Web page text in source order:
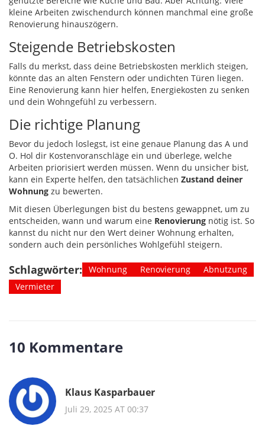
kleine Arbeiten zwischendurch können manchmal eine große
Renovierung hinauszögern.
Steigende Betriebskosten
Falls du merkst, dass deine Betriebskosten merklich steigen,
könnte das an alten Fenstern oder undichten Türen liegen.
Eine Renovierung kann hier helfen, Energiekosten zu senken
und dein Wohngefühl zu verbessern.
Die richtige Planung
Bevor du jedoch loslegst, ist eine genaue Planung das A und
O. Hol dir Kostenvoranschläge ein und überlege, welche
Arbeiten priorisiert werden müssen. Wenn du unsicher bist,
kann ein Experte helfen, den tatsächlichen Zustand deiner
Wohnung zu bewerten.
Mit diesen Überlegungen bist du bestens gewappnet, um zu
entscheiden, wann und warum eine Renovierung nötig ist. So
kannst du nicht nur den Wert deiner Wohnung erhalten,
sondern auch dein persönliches Wohlgefühl steigern.
Schlagwörter: Wohnung Renovierung
Abnutzung
Vermieter
10 Kommentare
Klaus Kasparbauer
Juli 29, 2025 AT 00:37